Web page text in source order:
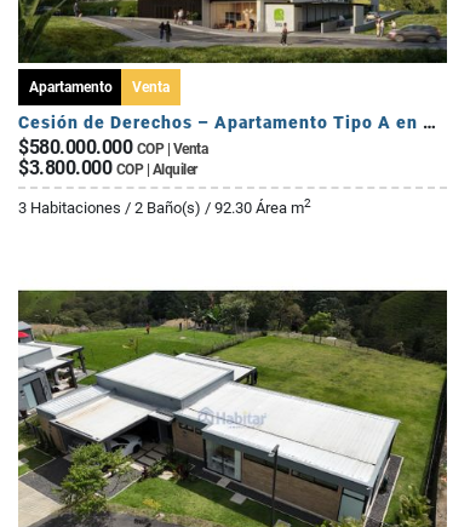
Apartamento Venta
Cesión de Derechos – Apartamento Tipo A en Seroa | Avenida Centenario
$580.000.000 COP | Venta
$3.800.000 COP | Alquiler
3 Habitaciones / 2 Baño(s) / 92.30 Área m2